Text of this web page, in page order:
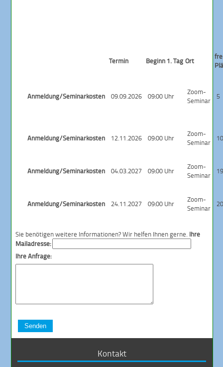
Termin Beginn 1. Tag Ort
Anmeldung/Seminarkosten 09.09.2026 09:00 Uhr
Zoom-
Seminar
5
Anmeldung/Seminarkosten 12.11.2026 09:00 Uhr
Zoom-
Seminar
Anmeldung/Seminarkosten 04.03.2027 09:00 Uhr
Zoom-
Seminar
Anmeldung/Seminarkosten 24.11.2027 09:00 Uhr
Zoom-
Seminar
Sie benötigen weitere Informationen? Wir helfen Ihnen gerne. Ihre
Mailadresse:
Ihre Anfrage:
Senden
Kontakt